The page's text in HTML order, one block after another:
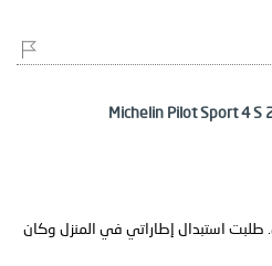
استبدال إطاراتي في المنزل وكان